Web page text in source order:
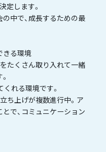
定します。
中で、成長するための最
きる環境
たくさん取り入れて一緒
れる環境です。
ち上げが複数進行中。ア
で、コミュニケーション